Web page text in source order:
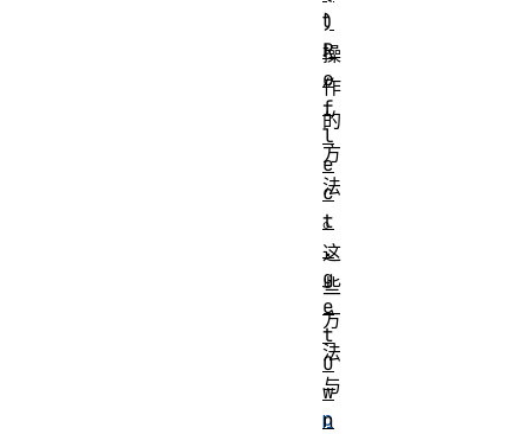
t
操
作
的
方
法
。
这
些
方
法
与
p
)
R
e
f
l
e
c
t
.
g
e
t
O
w
n